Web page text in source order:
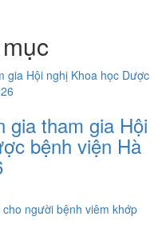
gia tham gia Hội
bệnh viện Hà